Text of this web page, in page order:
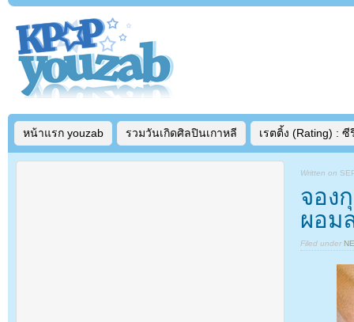
หน้าแรก youzab รวมวันเกิดศิลปินเกาหลี เรตติ้ง (Rating) : ซี
Written on
จอง
ผอม
Filed under